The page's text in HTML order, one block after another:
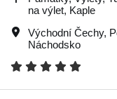
na výlet, Kaple
Východní Čechy,
Náchodsko